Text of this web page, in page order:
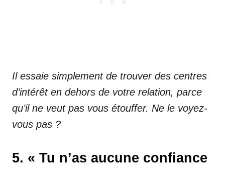
Il essaie simplement de trouver des centres
d’intérêt en dehors de votre relation, parce
qu’il ne veut pas vous étouffer. Ne le voyez-
vous pas ?
5. « Tu n’as aucune confiance